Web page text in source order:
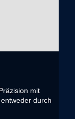
mit
durch